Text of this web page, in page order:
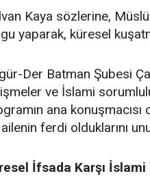
Kaya sözlerine,
yaparak, küresel
Der Batman Şubesi
ve İslami
ana
ferdi olduklarını
İfsada Karşı